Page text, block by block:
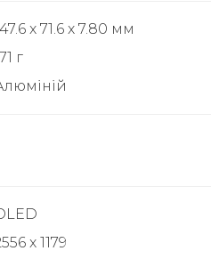
x 71.6 x 7.80 мм
г
x 1179